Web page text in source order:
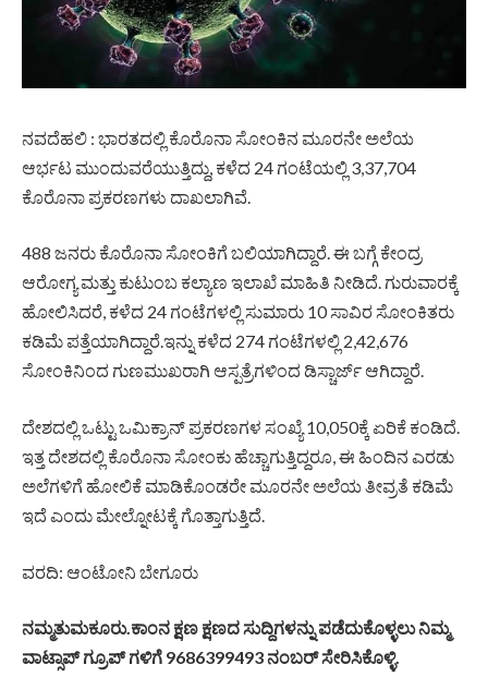
ನವದೆಹಲಿ : ಭಾರತದಲ್ಲಿ ಕೊರೊನಾ ಸೋಂಕಿನ ಮೂರನೇ ಅಲೆಯ
ಆರ್ಭಟ ಮುಂದುವರೆಯುತ್ತಿದ್ದು, ಕಳೆದ 24 ಗಂಟೆಯಲ್ಲಿ 3,37,704
ಕೊರೊನಾ ಪ್ರಕರಣಗಳು ದಾಖಲಾಗಿವೆ.
488 ಜನರು ಕೊರೊನಾ ಸೋಂಕಿಗೆ ಬಲಿಯಾಗಿದ್ದಾರೆ. ಈ ಬಗ್ಗೆ ಕೇಂದ್ರ
ಆರೋಗ್ಯ ಮತ್ತು ಕುಟುಂಬ ಕಲ್ಯಾಣ ಇಲಾಖೆ ಮಾಹಿತಿ ನೀಡಿದೆ. ಗುರುವಾರಕ್ಕೆ
ಹೋಲಿಸಿದರೆ, ಕಳೆದ 24 ಗಂಟೆಗಳಲ್ಲಿ ಸುಮಾರು 10 ಸಾವಿರ ಸೋಂಕಿತರು
ಕಡಿಮೆ ಪತ್ತೆಯಾಗಿದ್ದಾರೆ.ಇನ್ನು ಕಳೆದ 274 ಗಂಟೆಗಳಲ್ಲಿ 2,42,676
ಸೋಂಕಿನಿಂದ ಗುಣಮುಖರಾಗಿ ಆಸ್ಪತ್ರೆಗಳಿಂದ ಡಿಸ್ಚಾರ್ಜ್ ಆಗಿದ್ದಾರೆ.
ದೇಶದಲ್ಲಿ ಒಟ್ಟು ಒಮಿಕ್ರಾನ್​ ಪ್ರಕರಣಗಳ ಸಂಖ್ಯೆ 10,050ಕ್ಕೆ ಏರಿಕೆ ಕಂಡಿದೆ.
ಇತ್ತ ದೇಶದಲ್ಲಿ ಕೊರೊನಾ ಸೋಂಕು ಹೆಚ್ಚಾಗುತ್ತಿದ್ದರೂ, ಈ ಹಿಂದಿನ ಎರಡು
ಅಲೆಗಳಿಗೆ ಹೋಲಿಕೆ ಮಾಡಿಕೊಂಡರೇ ಮೂರನೇ ಅಲೆಯ ತೀವ್ರತೆ ಕಡಿಮೆ
ಇದೆ ಎಂದು ಮೇಲ್ನೋಟಕ್ಕೆ ಗೊತ್ತಾಗುತ್ತಿದೆ.
ವರದಿ: ಆಂಟೋನಿ ಬೇಗೂರು
ನಮ್ಮತುಮಕೂರು.ಕಾಂನ ಕ್ಷಣ ಕ್ಷಣದ ಸುದ್ದಿಗಳನ್ನು ಪಡೆದುಕೊಳ್ಳಲು ನಿಮ್ಮ
ವಾಟ್ಸಾಪ್ ಗ್ರೂಪ್ ಗಳಿಗೆ 9686399493 ನಂಬರ್ ಸೇರಿಸಿಕೊಳ್ಳಿ.